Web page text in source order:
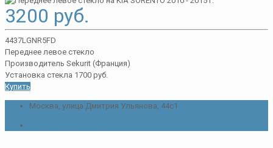
3200 руб.
4437LGNR5FD
Переднее левое стекло
Производитель Sekurit (Франция)
Установка стекла 1700 руб.
Купить
Москва, улица Дмитрия Ульянова, 44с1